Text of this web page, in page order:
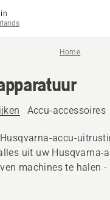
Home
Accu-accessoires
accu-
uit uw Husqvarna-
machines te halen